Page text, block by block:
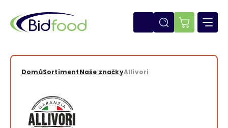
hlavnímu
obsahu
E-
navigace
DomůSortimentNaše značkyAllivori